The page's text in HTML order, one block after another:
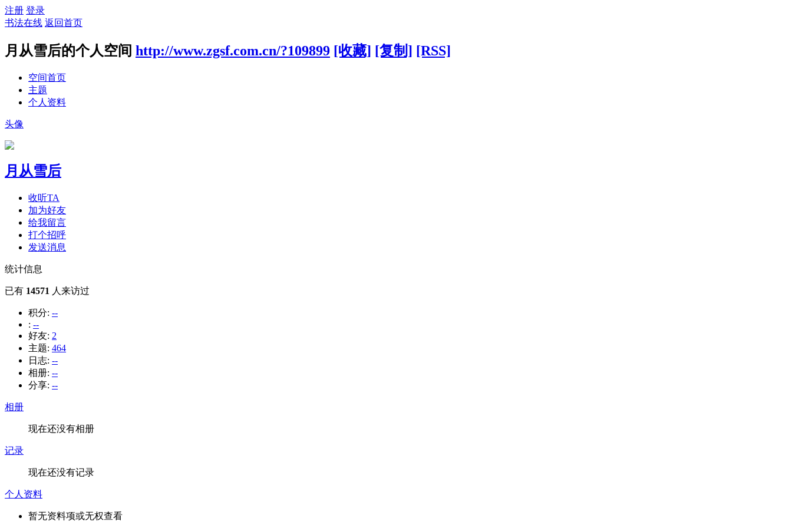
注册 登录
书法在线 返回首页
月从雪后的个人空间 http://www.zgsf.com.cn/?109899 [收藏] [复制] [RSS]
空间首页
主题
个人资料
头像
月从雪后
收听TA
加为好友
给我留言
打个招呼
发送消息
统计信息
已有 14571 人来访过
积分: --
: --
好友: 2
主题: 464
日志: --
相册: --
分享: --
相册
现在还没有相册
记录
现在还没有记录
个人资料
暂无资料项或无权查看